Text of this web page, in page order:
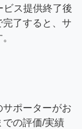
ビス提供終了後
了すると、サ
サポーターがお
の評価/実績